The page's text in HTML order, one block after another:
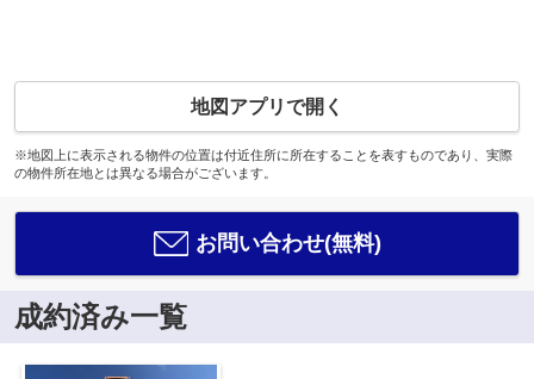
地図アプリで開く
※地図上に表示される物件の位置は付近住所に所在することを表すものであり、実際
の物件所在地とは異なる場合がございます。
お問い合わせ(無料)
成約済み一覧